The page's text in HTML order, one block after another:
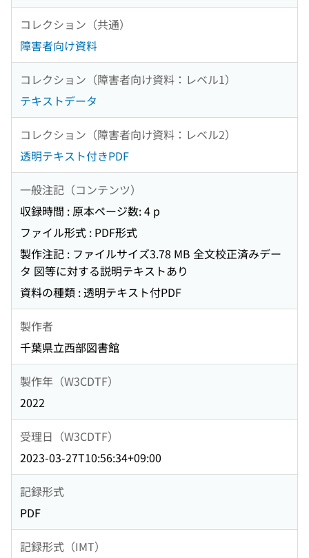
コレクション（共通）
障害者向け資料
コレクション（障害者向け資料：レベル1）
テキストデータ
コレクション（障害者向け資料：レベル2）
透明テキスト付きPDF
一般注記（コンテンツ）
収録時間 : 原本ページ数: 4 p
ファイル形式 : PDF形式
製作注記 : ファイルサイズ3.78 MB 全文校正済みデー
タ 図等に対する説明テキストあり
資料の種類 : 透明テキスト付PDF
製作者
千葉県立西部図書館
製作年（W3CDTF）
2022
受理日（W3CDTF）
2023-03-27T10:56:34+09:00
記録形式
PDF
記録形式（IMT）